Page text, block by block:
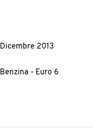
Dicembre 2013
Benzina - Euro 6